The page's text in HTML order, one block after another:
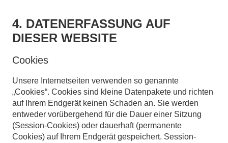
4. DATENERFASSUNG AUF
DIESER WEBSITE
Cookies
Unsere Internetseiten verwenden so genannte
„Cookies“. Cookies sind kleine Datenpakete und richten
auf Ihrem Endgerät keinen Schaden an. Sie werden
entweder vorübergehend für die Dauer einer Sitzung
(Session-Cookies) oder dauerhaft (permanente
Cookies) auf Ihrem Endgerät gespeichert. Session-